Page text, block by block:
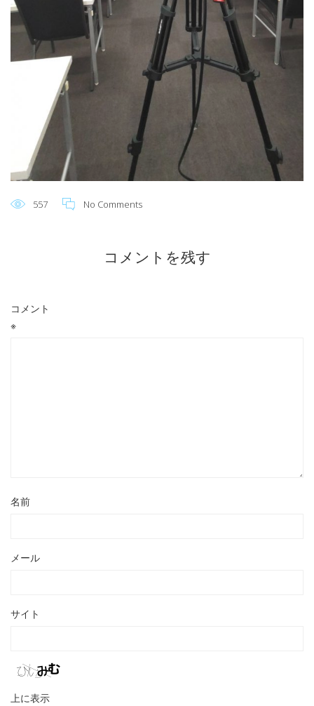
557 No Comments
コメントを残す
コメント
※
名前
メール
サイト
上に表示